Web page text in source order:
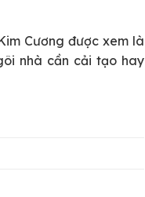
Cương được xem là
nhà cần cải tạo hay